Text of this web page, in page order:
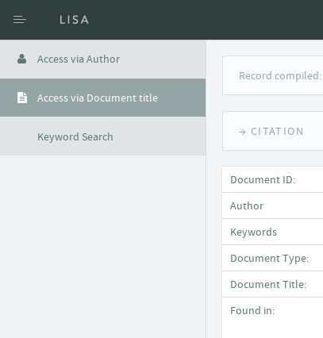
Access via Author
Access via Document title
Keyword Search
Record compiled:
→ CITATION
Document ID:
Author
Keywords
Document Type:
Document Title:
Found in: